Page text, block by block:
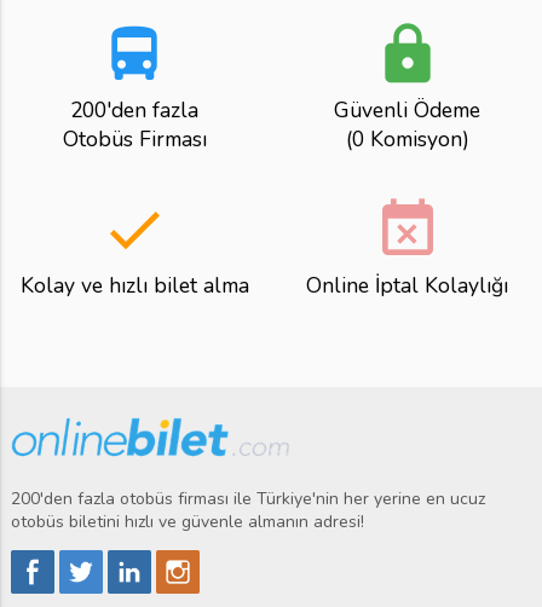
directions_bus
200'den fazla
Otobüs Firması
lock
Güvenli Ödeme
(0 Komisyon)
done
Kolay ve hızlı bilet alma
event_busy
Online İptal Kolaylığı
200'den fazla otobüs firması ile Türkiye'nin her yerine en ucuz
otobüs biletini hızlı ve güvenle almanın adresi!